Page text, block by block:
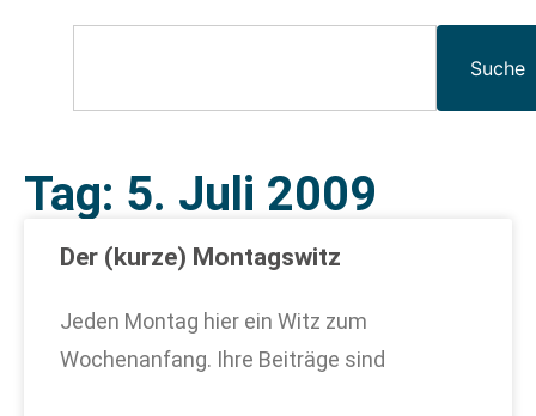
Suche
Tag: 5. Juli 2009
Der (kurze) Montagswitz
Jeden Montag hier ein Witz zum
Wochenanfang. Ihre Beiträge sind